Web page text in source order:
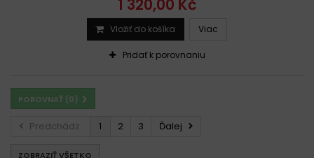
1 320,00 Kč
Vložiť do košíka Viac
Pridať k porovnaniu
POROVNAŤ (0)
Predchádz. 1 2 3 Ďalej
ZOBRAZIŤ VŠETKO